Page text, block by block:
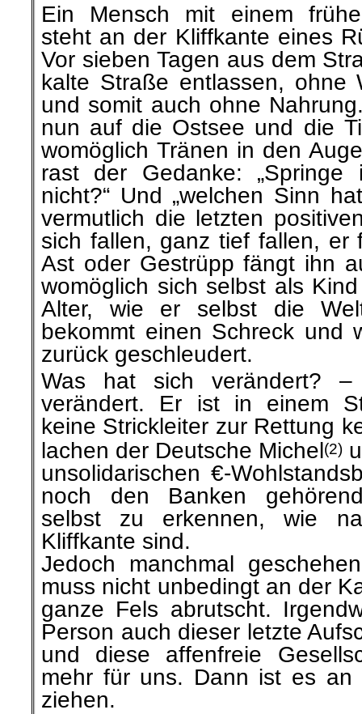
Ein Mensch mit einem
steht an der Kliffkante eines
Vor sieben Tagen aus dem
kalte Straße entlassen, ohne
und somit auch ohne
nun auf die Ostsee und die
womöglich Tränen in den
rast der Gedanke:
nicht?“ Und „welchen Sinn
vermutlich die letzten
sich fallen, ganz tief fallen, er
Ast oder Gestrüpp fängt ihn
womöglich sich selbst als
Alter, wie er selbst die
bekommt einen Schreck und
zurück geschleudert.
Was hat sich verändert?
verändert. Er ist in einem
keine Strickleiter zur Rettung
lachen der Deutsche Michel(2)
unsolidarischen €-
noch den Banken
selbst zu erkennen, wie
Kliffkante sind.
Jedoch manchmal
muss nicht unbedingt an der
ganze Fels abrutscht.
Person auch dieser letzte
und diese affenfreie
mehr für uns. Dann ist es
ziehen.